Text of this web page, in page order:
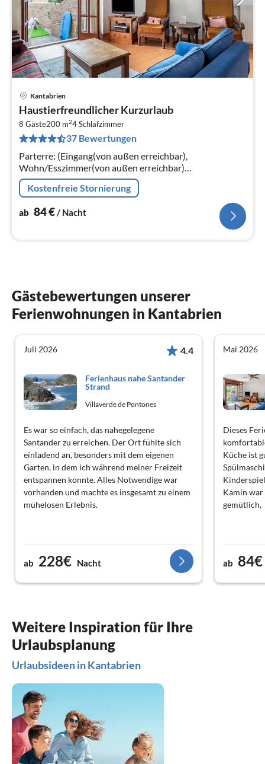
Kantabrien
Haustierfreundlicher Kurzurlaub
8 Gäste200 m24Schlafzimmer
37 Bewertungen
Parterre: (Eingang(von außen erreichbar),
Wohn/Esszimmer(von außen erreichbar)
(TV(Flatscreen, digital), Kaminofen, Sitzecke),
Badezimmer(Waschbecken, Toilette)
Kostenfreie Stornierung
ab 84€/ Nacht
Gästebewertungen unserer
Ferienwohnungen in Kantabrien
Juli 2026 4.4
Ferienhaus nahe Santander
Strand
Villaverde de Pontones
Es war so einfach, das nahegelegene
Santander zu erreichen. Der Ort fühlte sich
einladend an, besonders mit dem eigenen
Garten, in dem ich während meiner Freizeit
entspannen konnte. Alles Notwendige war
vorhanden und machte es insgesamt zu einem
mühelosen Erlebnis.
ab 228€ Nacht
Mai 2026
Dieses
Küche ist
Kamin war
gemütlich,
ab 84€
Weitere Inspiration für Ihre
Urlaubsplanung
Urlaubsideen in Kantabrien